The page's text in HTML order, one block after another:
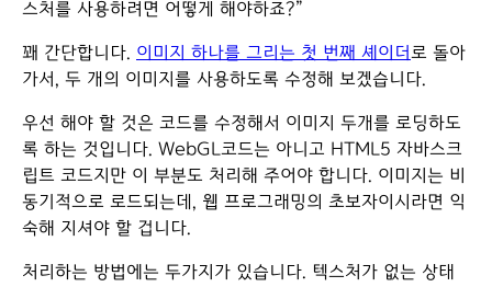
스처를 사용하려면 어떻게 해야하죠?”
꽤 간단합니다. 이미지 하나를 그리는 첫 번째 셰이더로 돌아
가서, 두 개의 이미지를 사용하도록 수정해 보겠습니다.
우선 해야 할 것은 코드를 수정해서 이미지 두개를 로딩하도
록 하는 것입니다. WebGL코드는 아니고 HTML5 자바스크
립트 코드지만 이 부분도 처리해 주어야 합니다. 이미지는 비
동기적으로 로드되는데, 웹 프로그래밍의 초보자이시라면 익
숙해 지셔야 할 겁니다.
처리하는 방법에는 두가지가 있습니다. 텍스처가 없는 상태